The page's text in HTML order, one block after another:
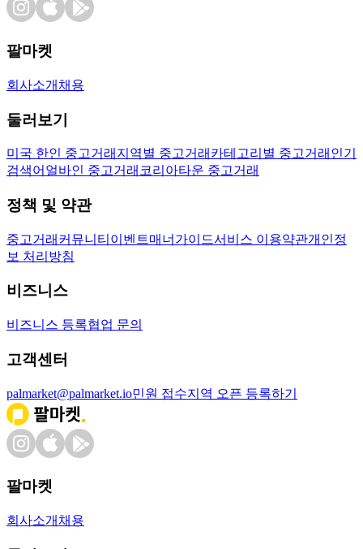
팔마켓
회사소개 채용
둘러보기
미국 한인 중고거래 지역별 중고거래 카테고리별 중고거래 인기
검색어 얼바인 중고거래 코리아타운 중고거래
정책 및 약관
중고거래 커뮤니티 이벤트매너가이드서비스 이용약관개인정
보 처리방침
비즈니스
비즈니스 등록협업 문의
고객센터
palmarket@palmarket.io민원 접수지역 오픈 등록하기
팔마켓
회사소개 채용